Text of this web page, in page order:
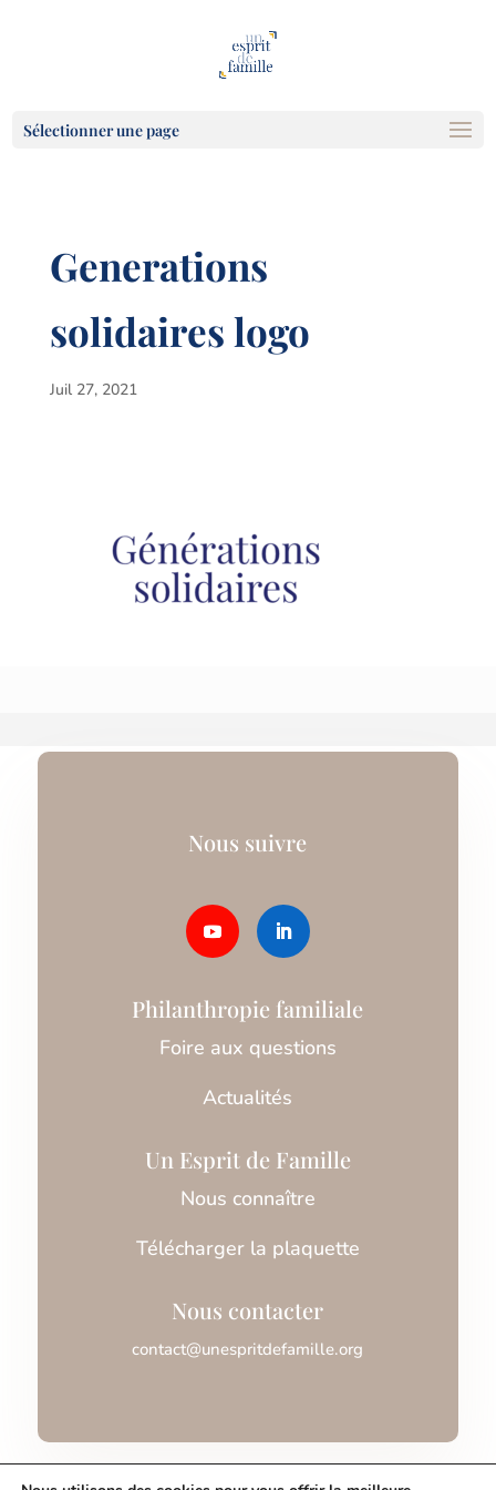
Sélectionner une page
Generations
solidaires logo
Juil 27, 2021
Nous suivre
Philanthropie familiale
Foire aux questions
Actualités
Un Esprit de Famille
Nous connaître
Télécharger la plaquette
Nous contacter
contact@unespritdefamille.org